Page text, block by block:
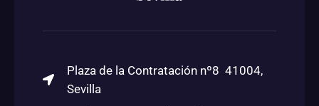
Plaza de la Contratación nº8 41004,
Sevilla